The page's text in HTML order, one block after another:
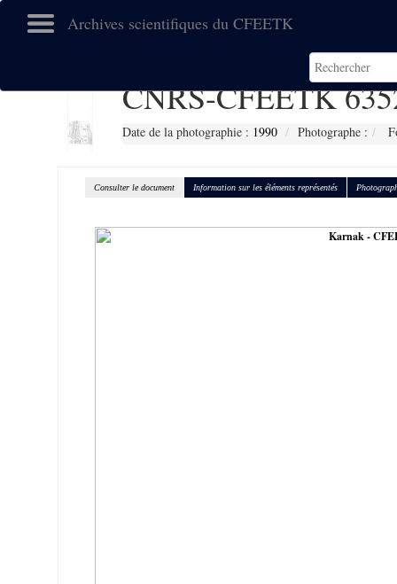
Archives scientifiques du CFEETK
CNRS-CFEETK
Date de la photographie : 1990 Photographe :
Consulter le document Information sur les éléments représentés